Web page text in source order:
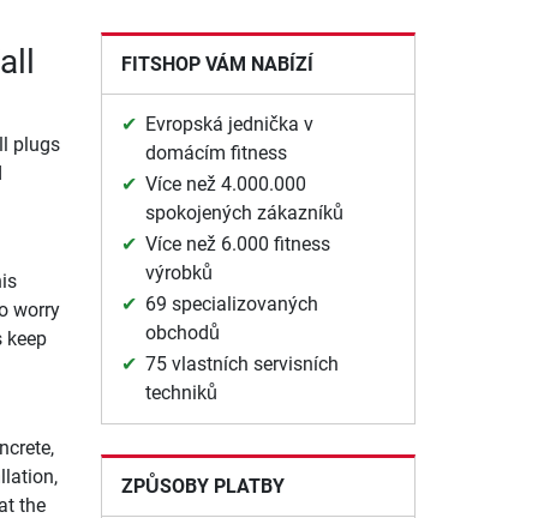
plugs
worry
keep
the
FITSHOP VÁM NABÍZÍ
Evropská jednička v
domácím fitness
Více než 4.000.000
spokojených zákazníků
Více než 6.000 fitness
výrobků
69 specializovaných
obchodů
75 vlastních servisních
techniků
ZPŮSOBY PLATBY